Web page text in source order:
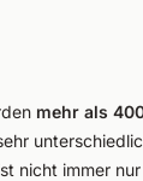
mehr als
nicht immer